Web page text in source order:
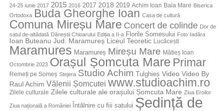
24-25 iunie 2017 2015 2016 2017 2018 2019 Achim Ioan Baia Mare Biserica
Ortodoxa
Buda Gheorghe Ioan Casa de cultură
Comuna Mireșu Mare Concert de colinde Dor de
satul de-altădată Dăneștii Chioarului Ediția a II-a Florile Somesului Foto Iadăra
Ioan Buteanu Jud. Maramureș Liceul Teoretic Lucăcești
Maramures Maramureș Mireșu Mare Mătieș Ioan
Octombrie 2023 Orașul Șomcuta Mare Primar
Remeți pe Someș Stejera Studio Achim Tulghieș Video Video By
Raul Achim Vălenii Șomcutei www.studioachim.ro
Zilele culturale Zilele culturale ale orașului Șomcuta Mare Ziua Eroilor
Ziua națională a României Întâlnire cu fiii satului Ședință de